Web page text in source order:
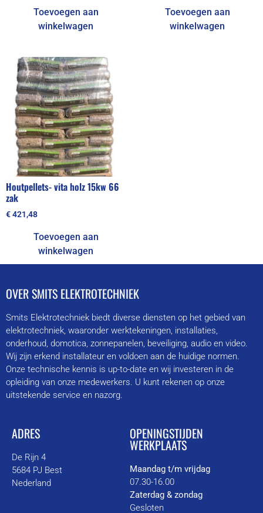
Toevoegen aan
winkelwagen
Toevoegen aan
winkelwagen
Houtpellets- vita holz 15kw 66
zak
€421,48
Toevoegen aan
winkelwagen
OVER SMITS ELEKTROTECHNIEK
Smits Elektrotechniek biedt diverse diensten op het gebied van
elektrotechniek, waaronder werktekeningen, installaties,
onderhoud, domotica, zonnepanelen, beveiliging, audio en video.
Wij zijn erkend installateur en voldoen aan de huidige normen.
Onze technische kennis is up-to-date en wij investeren in de
opleiding van onze medewerkers. U kunt rekenen op onze
uitstekende service en nazorg.
ADRES
De Rijn 4
5684 PJ Best
Nederland
OPENINGSTIJDEN
WERKPLAATS
Maandag t/m vrijdag
07.30-16.00
Zaterdag & zondag
Gesloten